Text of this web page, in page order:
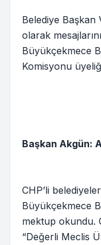
Belediye
olarak
Büyükçekmece
Komisyonu
Başkan Akgün:
CHP’li
Büyükçekmece
mektup okundu.
“Değerli Meclis